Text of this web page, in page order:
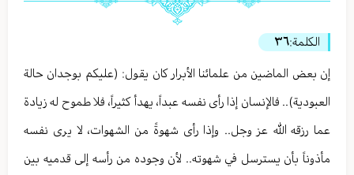
الكلمة:٣٦
إن بعض الماضين من علمائنا الأبرار كان يقول: (عليكم بوجدان حالة
العبودية).. فالإنسان إذا رأى نفسه عبداً، يهدأ كثيراً، فلا طموح له زيادة
عما رزقه الله عز وجل.. وإذا رأى شهوةً من الشهوات، لا يرى نفسه
مأذوناً بأن يسترسل في شهوته.. لأن وجوده من رأسه إلى قدميه بين